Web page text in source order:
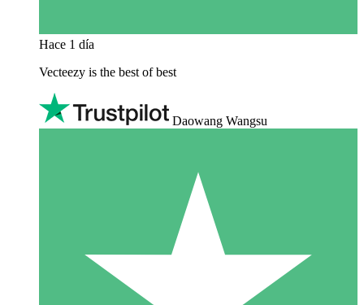
Hace 1 día
Vecteezy is the best of best
Daowang Wangsu